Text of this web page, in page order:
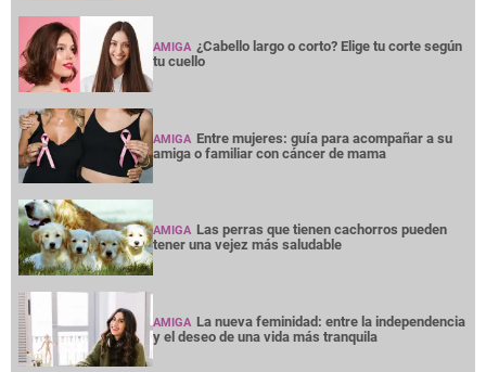
AMIGA ¿Cabello largo o corto? Elige tu corte según
tu cuello
AMIGA Entre mujeres: guía para acompañar a su
amiga o familiar con cáncer de mama
AMIGA Las perras que tienen cachorros pueden
tener una vejez más saludable
AMIGA La nueva feminidad: entre la independencia
y el deseo de una vida más tranquila